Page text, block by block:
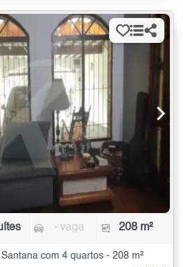
- vaga 208 m²
com 4 quartos - 208 m²